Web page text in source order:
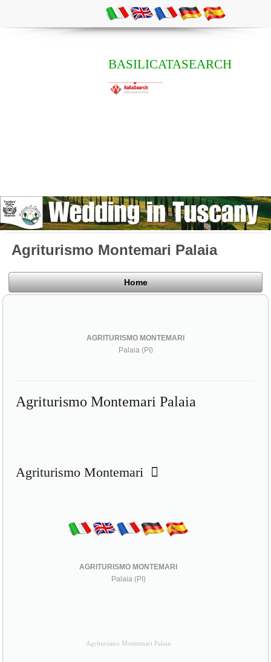
BASILICATASEARCH
Agriturismo Montemari Palaia
Home
AGRITURISMO MONTEMARI
Palaia (PI)
Agriturismo Montemari Palaia
Agriturismo Montemari
AGRITURISMO MONTEMARI
Palaia (PI)
Agriturismo Montemari Palaia